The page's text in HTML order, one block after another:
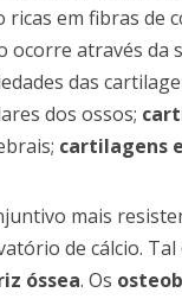
em fibras de
ocorre através
das
dos ossos;
cartilagens
mais
de cálcio.
óssea. Os